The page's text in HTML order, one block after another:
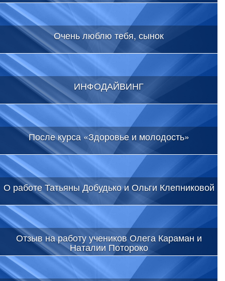
Очень люблю тебя, сынок
ИНФОДАЙВИНГ
После курса «Здоровье и молодость»
О работе Татьяны Добудько и Ольги Клепниковой
Отзыв на работу учеников Олега Караман и
Наталии Потороко